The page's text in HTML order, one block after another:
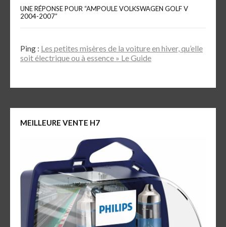
UNE RÉPONSE POUR “AMPOULE VOLKSWAGEN GOLF V
2004-2007”
Ping : Les petites misères de la voiture en hiver, qu’elle
soit électrique ou à essence » Le Guide
MEILLEURE VENTE H7